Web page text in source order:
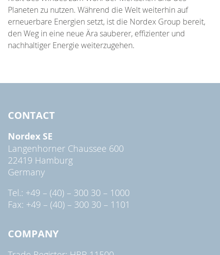
Planeten zu nutzen. Während die Welt weiterhin auf
erneuerbare Energien setzt, ist die Nordex Group bereit,
den Weg in eine neue Ära sauberer, effizienter und
nachhaltiger Energie weiterzugehen.
CONTACT
Nordex SE
Langenhorner Chaussee 600
22419 Hamburg
Germany
Tel.: +49 – (40) – 300 30 – 1000
Fax: +49 – (40) – 300 30 – 1101
COMPANY